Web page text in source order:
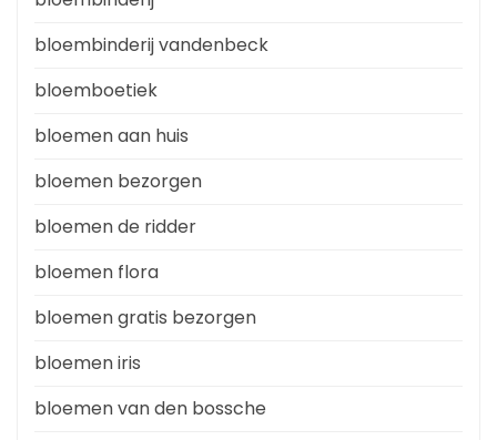
bloembinderij vandenbeck
bloemboetiek
bloemen aan huis
bloemen bezorgen
bloemen de ridder
bloemen flora
bloemen gratis bezorgen
bloemen iris
bloemen van den bossche